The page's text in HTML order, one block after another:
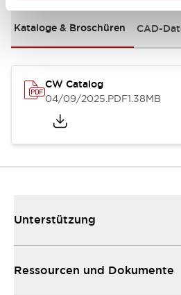
Kataloge & Broschüren CAD-
CW Catalog
04/09/2025.PDF1.38MB
Unterstützung
Ressourcen und Dokumente